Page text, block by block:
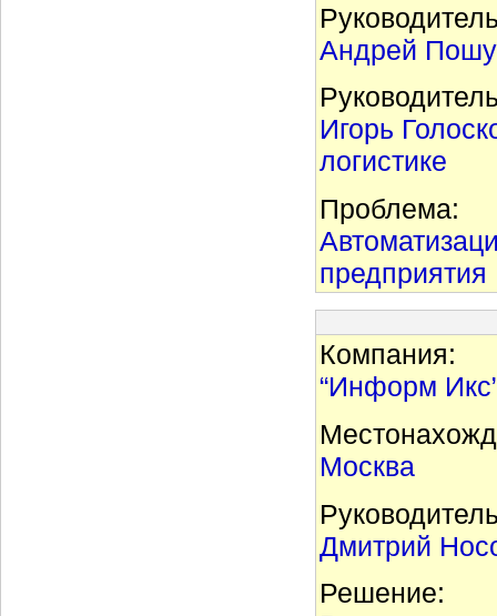
Андрей
Игорь
логистике
Проблема:
предприятия
Компания:
“Информ
Москва
Дмитрий
Решение: